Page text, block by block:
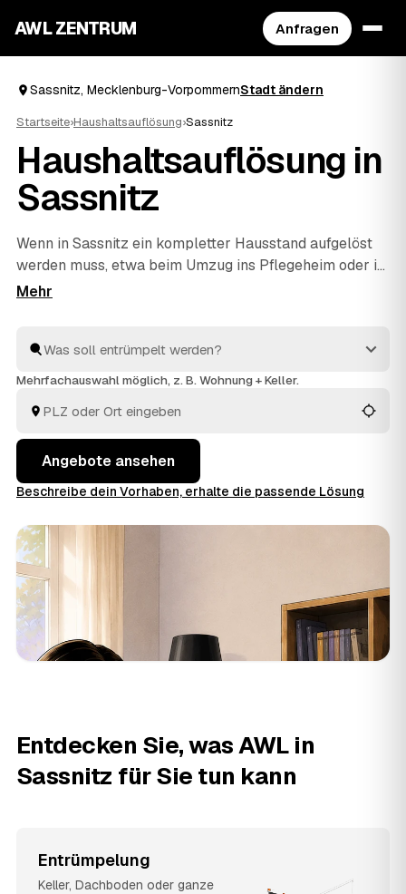
AWL ZENTRUM Anfragen
Sassnitz, Mecklenburg-VorpommernStadt ändern
Startseite›Haushaltsauflösung›Sassnitz
Haushaltsauflösung in
Sassnitz
Wenn in Sassnitz ein kompletter Hausstand aufgelöst
werden muss, etwa beim Umzug ins Pflegeheim oder im
Nachlass, hilft AWL beim einfachen Start. Sie geben
Ihnen Festpreise – verwertbare Gegenstände werden
auf die Kosten angerechnet. Die Profis arbeiten zügig
besenreinen Übergabe. Sie müssen nur die Angebote
vergleichen und entscheiden.
Mehrfachauswahl möglich, z. B. Wohnung + Keller.
Angebote ansehen
Beschreibe dein Vorhaben, erhalte die passende Lösung
Entdecken Sie, was AWL in
Sassnitz für Sie tun kann
Entrümpelung
Keller, Dachboden oder ganze